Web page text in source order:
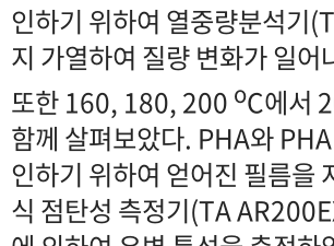
인하기 위하여 열중량분석
지 가열하여 질량 변화가 일
또한 160, 180, 200 oC에서
함께 살펴보았다. PHA와
인하기 위하여 얻어진 필름
식 점탄성 측정기(TA